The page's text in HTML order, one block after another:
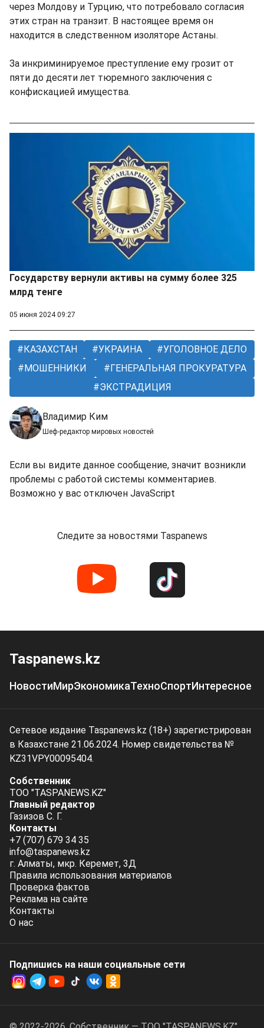
через Молдову и Турцию, что потребовало согласия
этих стран на транзит. В настоящее время он
находится в следственном изоляторе Астаны.
За инкриминируемое преступление ему грозит от
пяти до десяти лет тюремного заключения с
конфискацией имущества.
Государству вернули активы на сумму более 325
млрд тенге
05 июня 2024 09:27
КАЗАХСТАН УКРАИНА
УГОЛОВНОЕ ДЕЛО
МОШЕННИКИ
ГЕНЕРАЛЬНАЯ ПРОКУРАТУРА
ЭКСТРАДИЦИЯ
Владимир Ким
Шеф-редактор мировых новостей
Если вы видите данное сообщение, значит возникли
проблемы с работой системы комментариев.
Возможно у вас отключен JavaScript
Следите за новостями Taspanews
Taspanews.kz
НовостиМирЭкономикаТехноСпортИнтересное
Сетевое издание Taspanews.kz (18+) зарегистрирован
в Казахстане 21.06.2024. Номер свидетельства №
KZ31VPY00095404.
Собственник
ТОО "TASPANEWS.KZ"
Главный редактор
Газизов С. Г.
Контакты
+7 (707) 679 34 35
info@taspanews.kz
г. Алматы, мкр. Керемет, 3Д
Правила использования материалов
Проверка фактов
Реклама на сайте
Контакты
О нас
Подпишись на наши социальные cети